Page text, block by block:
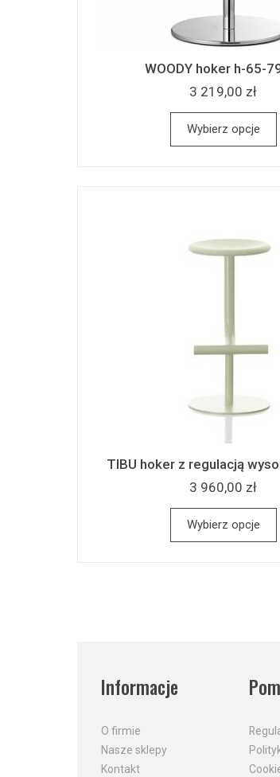
WOODY hoker h-65-
3 219,00 zł
Wybierz opcje
TIBU hoker z regulacją
3 960,00 zł
Wybierz opcje
Informacje
O firmie
Nasze sklepy
Kontakt